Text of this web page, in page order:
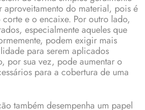
aproveitamento do material, pois é
e o encaixe. Por outro lado,
especialmente aqueles que
podem exigir mais
para serem aplicados
por sua vez, pode aumentar o
para a cobertura de uma
também desempenha um papel